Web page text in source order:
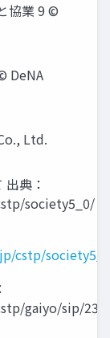
協業 9 ©
DeNA
Ltd.
典：
society5_0/
cstp/
gaiyo/sip/